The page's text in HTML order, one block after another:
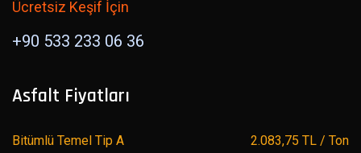
Ücretsiz Keşif İçin
+90 533 233 06 36
Asfalt Fiyatları
Bitümlü Temel Tip A 2.083,75 TL / Ton